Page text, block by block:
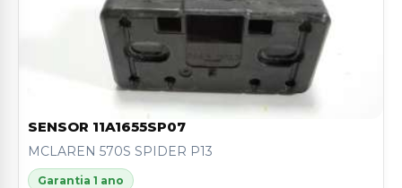
SENSOR 11A1655SP07
MCLAREN 570S SPIDER P13
Garantia 1 ano